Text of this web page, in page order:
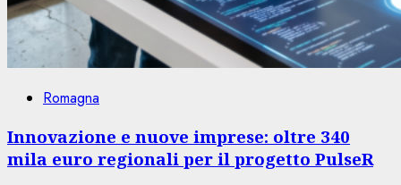
Romagna
Innovazione e nuove imprese: oltre 340
mila euro regionali per il progetto PulseR